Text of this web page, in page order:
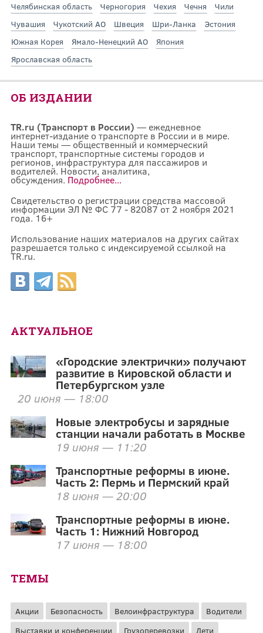
Челябинская область
Черногория Чехия Чечня
Чили
Чувашия
Чукотский АО Швеция Шри-Ланка
Эстония
Южная Корея
Ямало-Ненецкий АО
Япония
Ярославская область
ОБ ИЗДАНИИ
TR.ru (Транспорт в России) — ежедневное
интернет-издание о транспорте в России и в мире.
Наши темы — общественный и коммерческий
транспорт, транспортные системы городов и
регионов, инфраструктура для пассажиров и
водителей. Новости, аналитика,
обсуждения. Подробнее...
Свидетельство о регистрации средства массовой
информации ЭЛ № ФС 77 - 82087 от 2 ноября 2021
года. 16+
Использование наших материалов на других сайтах
разрешается только с индексируемой ссылкой на
TR.ru.
АКТУАЛЬНОЕ
«Городские электрички» получают
развитие в Кировской области и
Петербургском узле
20 июня — 18:00
Новые электробусы и зарядные
станции начали работать в Москве
19 июня — 11:20
Транспортные реформы в июне.
Часть 2: Пермь и Пермский край
18 июня — 20:00
Транспортные реформы в июне.
Часть 1: Нижний Новгород
17 июня — 18:00
ТЕМЫ
Акции Безопасность Велоинфраструктура
Водители
Выставки и конференции
Грузоперевозки Дети